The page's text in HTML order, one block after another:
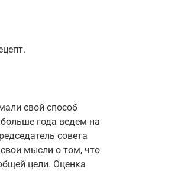
свой способ
года ведем на
совета
мысли о том, что
цели. Оценка